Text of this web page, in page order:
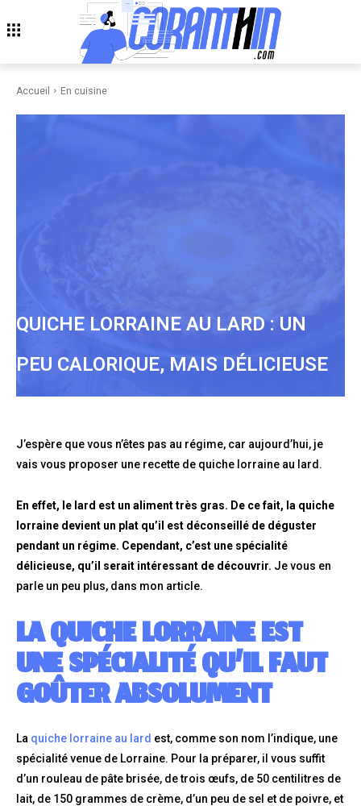
Accueil En cuisine
QUICHE LORRAINE AU LARD : UN
PEU CALORIQUE, MAIS DÉLICIEUSE
J’espère que vous n’êtes pas au régime, car aujourd’hui, je
vais vous proposer une recette de quiche lorraine au lard.
En effet, le lard est un aliment très gras. De ce fait, la quiche
lorraine devient un plat qu’il est déconseillé de déguster
pendant un régime. Cependant, c’est une spécialité
délicieuse, qu’il serait intéressant de découvrir. Je vous en
parle un peu plus, dans mon article.
LA QUICHE LORRAINE EST
UNE SPÉCIALITÉ QU’IL FAUT
GOÛTER ABSOLUMENT
La quiche lorraine au lard est, comme son nom l’indique, une
spécialité venue de Lorraine. Pour la préparer, il vous suffit
d’un rouleau de pâte brisée, de trois œufs, de 50 centilitres de
lait, de 150 grammes de crème, d’un peu de sel et de poivre, et